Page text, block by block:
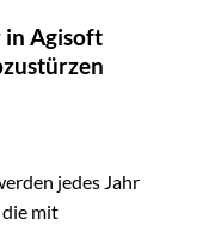
in Agisoft
jedes Jahr
mit